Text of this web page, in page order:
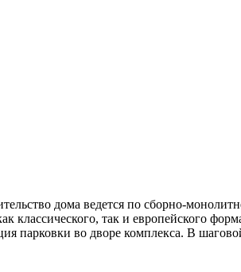
дома ведется по сборно-
так и европейского
парковки во дворе комплекса. В